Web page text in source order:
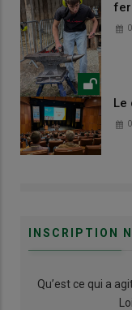
Le
INSCRIPTION
Qu’est ce qui a